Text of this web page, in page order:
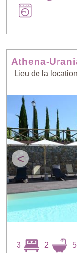
Athena-
Lieu de la
<
3 2 5